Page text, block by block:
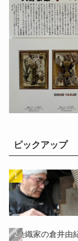
ピックアップ